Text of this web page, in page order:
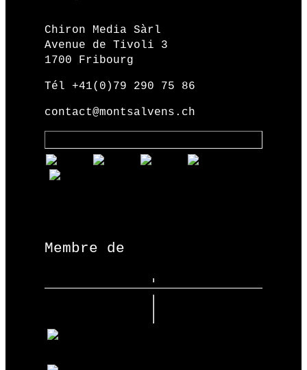
Chiron Media Sàrl
Avenue de Tivoli 3
1700 Fribourg
Tél +41(0)79 290 75 86
contact@montsalvens.ch
Membre de